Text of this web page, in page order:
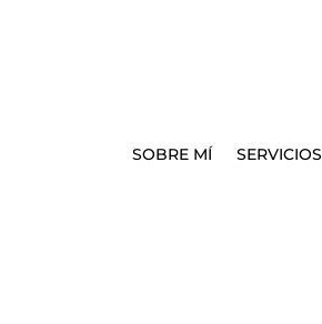
SOBRE MÍ SERVICIOS